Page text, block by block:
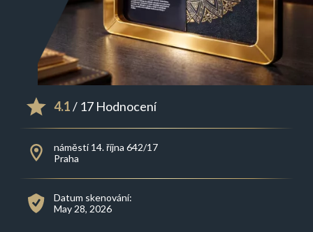
4.1/ 17 Hodnocení
náměstí 14. října 642/17
Praha
Datum skenování:
May 28, 2026